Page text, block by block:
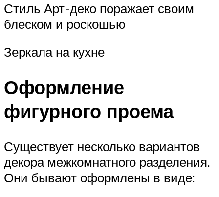
Стиль Арт-деко поражает своим
блеском и роскошью
Зеркала на кухне
Оформление
фигурного проема
Существует несколько вариантов
декора межкомнатного разделения.
Они бывают оформлены в виде: